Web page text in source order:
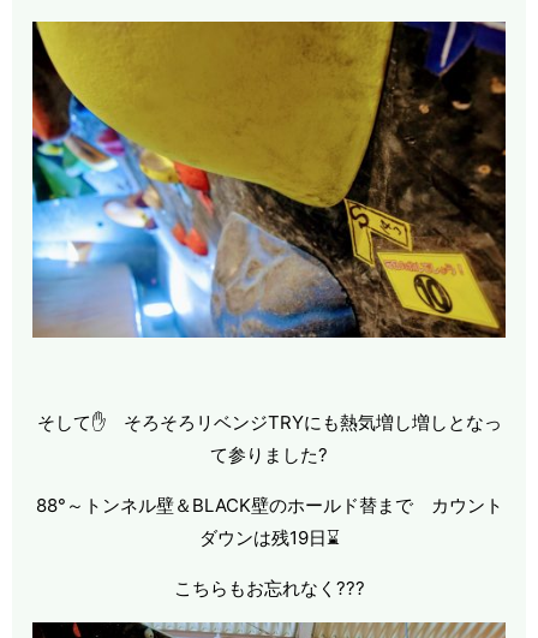
そして✋ そろそろリベンジTRYにも熱気増し増しとなっ
て参りました?
88°～トンネル壁＆BLACK壁のホールド替まで カウント
ダウンは残19日⌛
こちらもお忘れなく???